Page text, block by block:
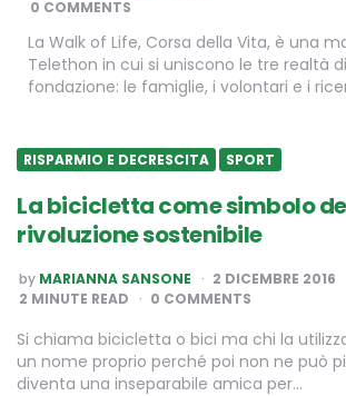
0 COMMENTS
La Walk of Life, Corsa della Vita, è una
Telethon in cui si uniscono le tre realtà
fondazione: le famiglie, i volontari e i
RISPARMIO E DECRESCITA SPORT
La bicicletta come simbolo
rivoluzione sostenibile
POSTED
BY
by MARIANNA SANSONE
2 DICEMBRE 2016
2 MINUTE READ 0 COMMENTS
Si chiama bicicletta o bici ma chi la
un nome proprio perché poi non ne può
diventa una inseparabile amica per…